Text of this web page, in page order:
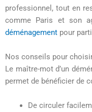
professionnel, tout en
comme Paris et son
déménagement pour
Nos conseils pour
Le maître-mot d’un
permet de bénéficier de
De circuler